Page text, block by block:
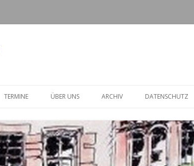
TERMINE ÜBER UNS ARCHIV DATENSCHUTZ